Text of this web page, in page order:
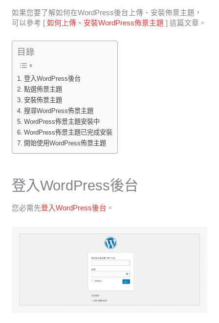
如果您要了解如何在WordPress後台上傳、安裝佈景主題，
可以參考 [如何上傳、安裝WordPress佈景主題 ] 這篇文章。
目錄
登入WordPress後台
點選佈景主題
安裝佈景主題
搜尋WordPress佈景主題
WordPress佈景主題安裝中
WordPress佈景主題已完成安裝
開始使用WordPress佈景主題
登入WordPress後台
您必需先登入WordPress後台 。